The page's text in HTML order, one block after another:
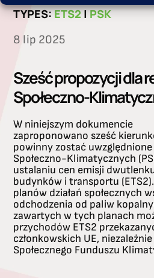
TYPES:ETS2|PSK
8 lip 2025
Sześć propozycji dla
Społeczno-
W niniejszym dokumencie
zaproponowano sześć
powinny zostać
Społeczno-Klimatycznych
ustalaniu cen emisji
budynków i transportu
planów działań społecznych
odchodzenia od paliw
zawartych w tych planach
przychodów ETS2
członkowskich UE,
Społecznego Funduszu